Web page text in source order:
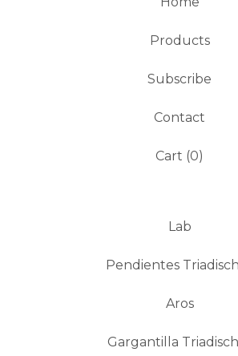
Products
Subscribe
Contact
Cart (0)
Lab
Pendientes
Aros
Gargantilla